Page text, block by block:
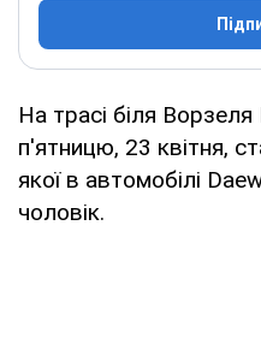
На трасі біля Ворзеля
п'ятницю, 23 квітня,
якої в автомобілі
чоловік.